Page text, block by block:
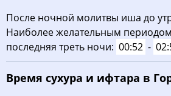
29, Сб 03:55 05:55 12:54
30, Вс 03:58 05:57 12:53
04:01 05:59 12:53
После ночной молитвы иша до
Наиболее желательным периодом
последняя треть ночи: 00:52 -
Время сухура и ифтара в